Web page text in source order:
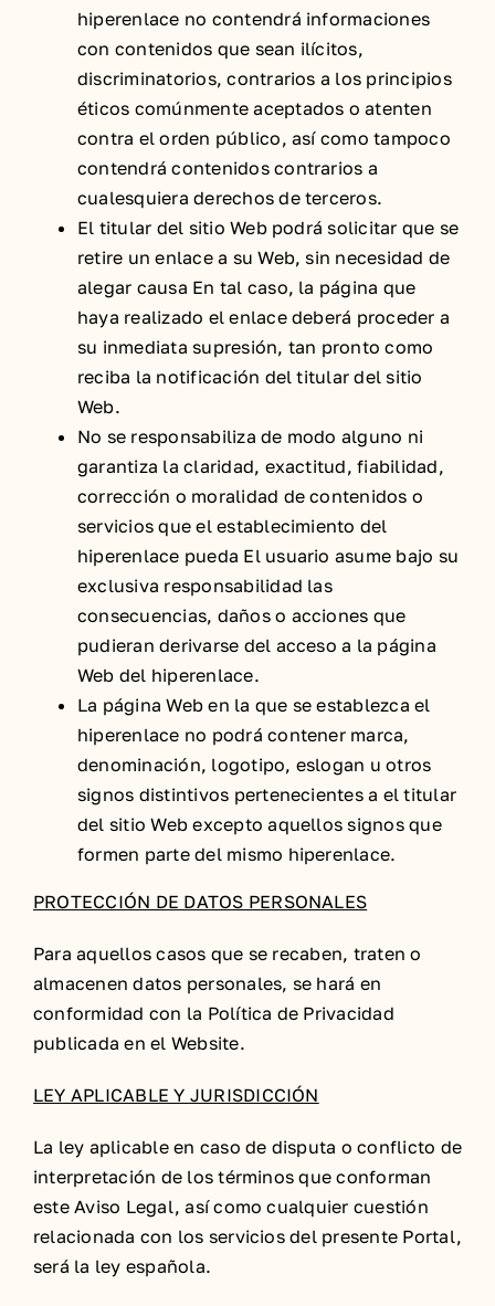
hiperenlace no contendrá informaciones
con contenidos que sean ilícitos,
discriminatorios, contrarios a los principios
éticos comúnmente aceptados o atenten
contra el orden público, así como tampoco
contendrá contenidos contrarios a
cualesquiera derechos de terceros.
El titular del sitio Web podrá solicitar que se
retire un enlace a su Web, sin necesidad de
alegar causa En tal caso, la página que
haya realizado el enlace deberá proceder a
su inmediata supresión, tan pronto como
reciba la notificación del titular del sitio
Web.
No se responsabiliza de modo alguno ni
garantiza la claridad, exactitud, fiabilidad,
corrección o moralidad de contenidos o
servicios que el establecimiento del
hiperenlace pueda El usuario asume bajo su
exclusiva responsabilidad las
consecuencias, daños o acciones que
pudieran derivarse del acceso a la página
Web del hiperenlace.
La página Web en la que se establezca el
hiperenlace no podrá contener marca,
denominación, logotipo, eslogan u otros
signos distintivos pertenecientes a el titular
del sitio Web excepto aquellos signos que
formen parte del mismo hiperenlace.
PROTECCIÓN DE DATOS PERSONALES
Para aquellos casos que se recaben, traten o
almacenen datos personales, se hará en
conformidad con la Política de Privacidad
publicada en el Website.
LEY APLICABLE Y JURISDICCIÓN
La ley aplicable en caso de disputa o conflicto de
interpretación de los términos que conforman
este Aviso Legal, así como cualquier cuestión
relacionada con los servicios del presente Portal,
será la ley española.